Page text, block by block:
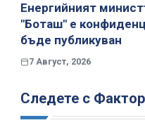
Енергийният
"Боташ" е
бъде публикуван
7 Август, 2026
Следете с Фактор